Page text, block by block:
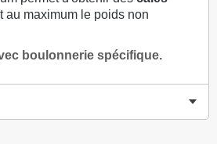
au maximum le poids non
boulonnerie spécifique.